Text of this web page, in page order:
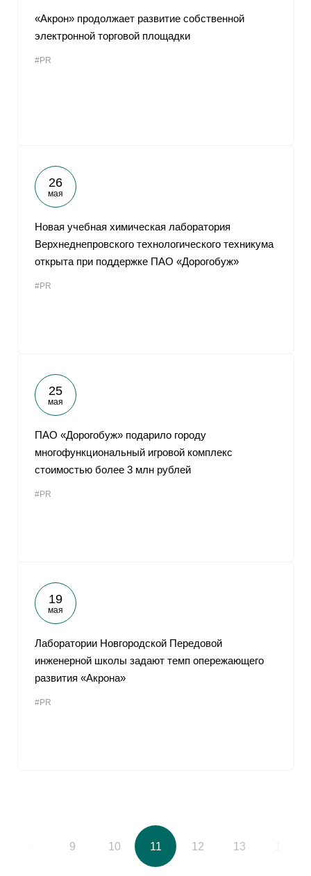
«Акрон» продолжает развитие собственной
электронной торговой площадки
#PR
26
мая
Новая учебная химическая лаборатория
Верхнеднепровского технологического техникума
открыта при поддержке ПАО «Дорогобуж»
#PR
25
мая
ПАО «Дорогобуж» подарило городу
многофункциональный игровой комплекс
стоимостью более 3 млн рублей
#PR
19
мая
Лаборатории Новгородской Передовой
инженерной школы задают темп опережающего
развития «Акрона»
#PR
9 10 11 12 13